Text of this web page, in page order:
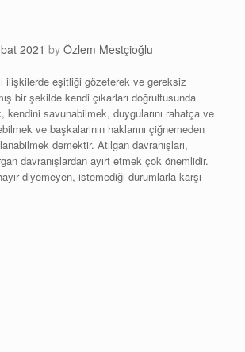
2021 by Özlem Mestçioğlu
ilişkilerde eşitliği gözeterek ve gereksiz
bir şekilde kendi çıkarları doğrultusunda
kendini savunabilmek, duygularını rahatça ve
ve başkalarının haklarını çiğnemeden
demektir. Atılgan davranışları,
davranışlardan ayırt etmek çok önemlidir.
diyemeyen, istemediği durumlarla karşı